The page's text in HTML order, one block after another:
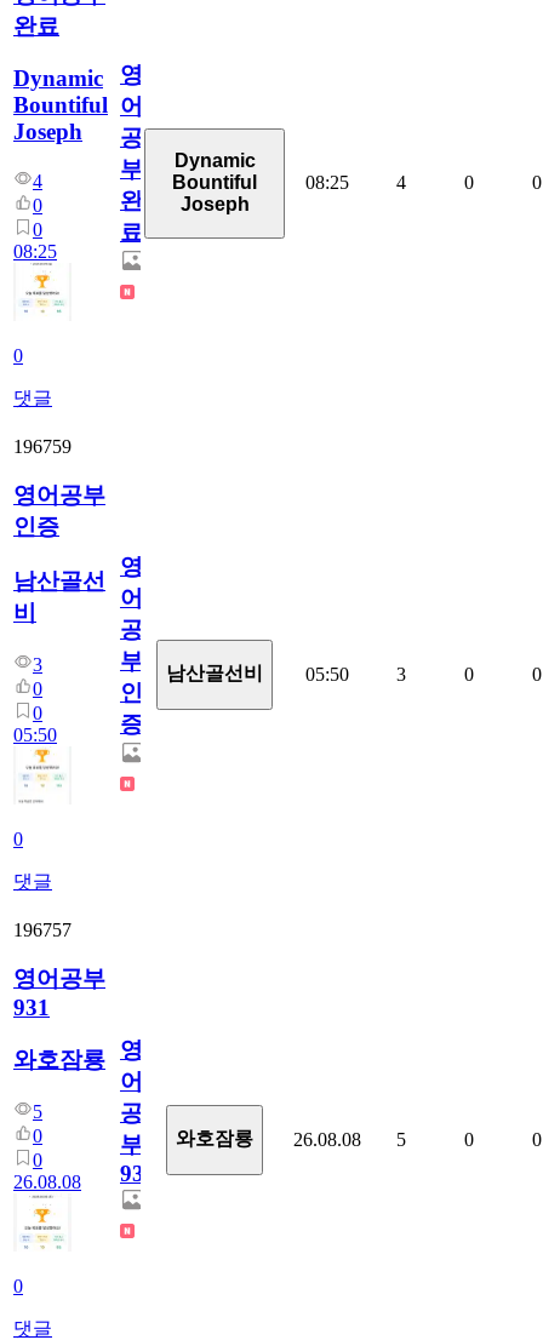
완료
Dynamic
Bountiful
Joseph
4
0
0
08:25
0
댓글
영
어
공
부
완
료
Dynamic
Bountiful
Joseph
08:25 4 0 0
196759
영어공부
인증
남산골선
비
3
0
0
05:50
0
댓글
영
어
공
부
인
증
남산골선비 05:50 3 0 0
196757
영어공부
931
와호잠룡
5
0
0
26.08.08
0
댓글
영
어
공
부
931
와호잠룡 26.08.08 5 0 0